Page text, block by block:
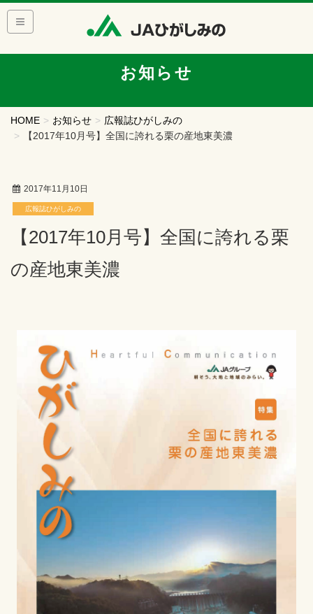
お知らせ
HOME お知らせ
広報誌ひがしみの
【2017年10月号】全国に誇れる栗の産地東美濃
2017年11月10日
広報誌ひがしみの
【2017年10月号】全国に誇れる栗
の産地東美濃